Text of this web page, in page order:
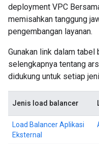
deployment VPC
memisahkan tanggung
pengembangan layanan.
Gunakan link dalam
selengkapnya tentang
didukung untuk setiap
Jenis load balancer
Load Balancer Aplikasi
Eksternal